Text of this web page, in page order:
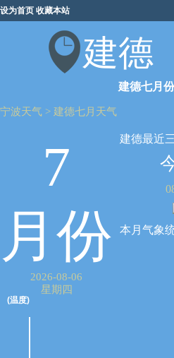
设为首页 收藏本站
建德
建德七月
宁波天气 > 建德七月天气
7
月份
2026-08-06
星期四
建德最近
本月气象
(温度)